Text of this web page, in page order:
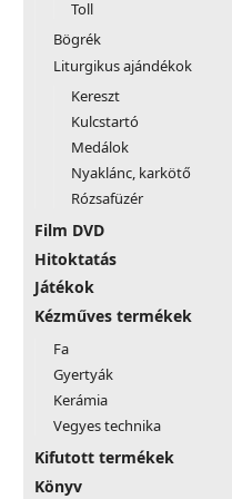
Toll
Bögrék
Liturgikus ajándékok
Kereszt
Kulcstartó
Medálok
Nyaklánc, karkötő
Rózsafüzér
Film DVD
Hitoktatás
Játékok
Kézműves termékek
Fa
Gyertyák
Kerámia
Vegyes technika
Kifutott termékek
Könyv